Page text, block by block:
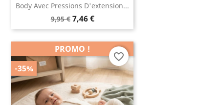
Body Avec Pressions D'extension...
9,95 € 7,46 €
PROMO !
-35%
favorite_border